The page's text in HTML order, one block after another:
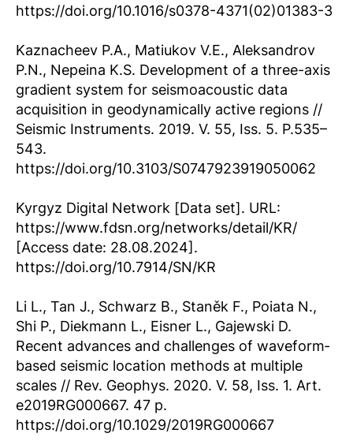
https://doi.org/10.1016/s0378-4371(02)01383-3
Kaznacheev P.A., Matiukov V.E., Aleksandrov
P.N., Nepeina K.S. Development of a three-axis
gradient system for seismoacoustic data
acquisition in geodynamically active regions //
Seismic Instruments. 2019. V. 55, Iss. 5. P.535–
543.
https://doi.org/10.3103/S0747923919050062
Kyrgyz Digital Network [Data set]. URL:
https://www.fdsn.org/networks/detail/KR/
[Access date: 28.08.2024].
https://doi.org/10.7914/SN/KR
Li L., Tan J., Schwarz B., Staněk F., Poiata N.,
Shi P., Diekmann L., Eisner L., Gajewski D.
Recent advances and challenges of waveform‐
based seismic location methods at multiple
scales // Rev. Geophys. 2020. V. 58, Iss. 1. Art.
e2019RG000667. 47 p.
https://doi.org/10.1029/2019RG000667